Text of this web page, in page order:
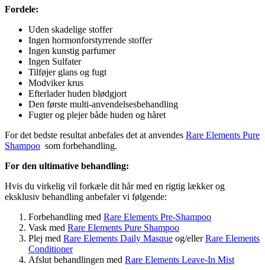
Fordele:
Uden skadelige stoffer
Ingen hormonforstyrrende stoffer
Ingen kunstig parfumer
Ingen Sulfater
Tilføjer glans og fugt
Modviker krus
Efterlader huden blødgjort
Den første multi-anvendelsesbehandling
Fugter og plejer både huden og håret
For det bedste resultat anbefales det at anvendes Rare Elements Pure
Shampoo som forbehandling.
For den ultimative behandling:
Hvis du virkelig vil forkæle dit hår med en rigtig lækker og
eksklusiv behandling anbefaler vi følgende:
Forbehandling med Rare Elements Pre-Shampoo
Vask med Rare Elements Pure Shampoo
Plej med Rare Elements Daily Masque og/ellerRare Elements
Conditioner
Afslut behandlingen med Rare Elements Leave-In Mist